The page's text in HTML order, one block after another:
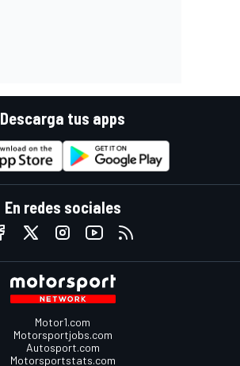
Descarga tus apps
En redes sociales
Motor1.com
Motorsportjobs.com
Autosport.com
Motorsportstats.com